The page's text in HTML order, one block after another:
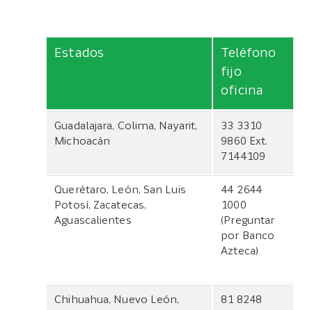
Estados
Teléfono
fijo
oficina
Guadalajara, Colima, Nayarit,
Michoacán
33 3310
9860 Ext.
7144109
Querétaro, León, San Luis
Potosí, Zacatecas,
Aguascalientes
44 2644
1000
(Preguntar
por Banco
Azteca)
Chihuahua, Nuevo León,
81 8248